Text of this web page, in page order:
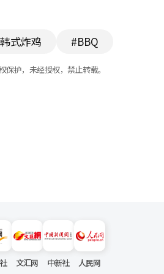
式炸鸡 #BBQ
保护，未经授权，禁止转载。
文汇网 中新社 人民网